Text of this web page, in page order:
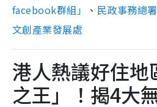
facebook群組」
、 民政事務總署
文創產業發展處
港人熱議好住地
之王」！揭4大